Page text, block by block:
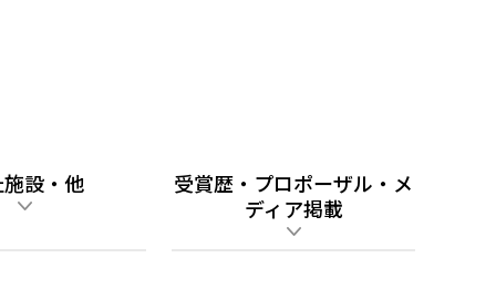
設・他
受賞歴・プロポーザル・メ
ディア掲載